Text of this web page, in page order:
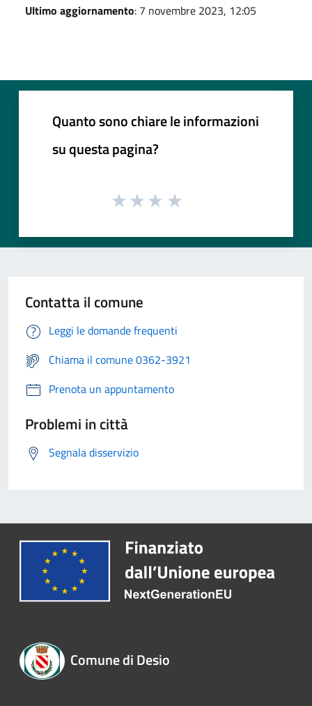
Ultimo aggiornamento: 7 novembre 2023, 12:05
Quanto sono chiare le informazioni
su questa pagina?
Contatta il comune
Leggi le domande frequenti
Chiama il comune 0362-3921
Prenota un appuntamento
Problemi in città
Segnala disservizio
Comune di Desio